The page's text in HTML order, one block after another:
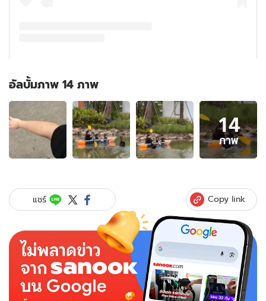
อัลบั้มภาพ 14 ภาพ
อัลบั้ม
ภาพ
14
ของ
ต้น
หอม"
ท้าย
ปี
พาย
เรือ
เล่น
ชิลๆ
14
ภาพ
แชร์ Copy link